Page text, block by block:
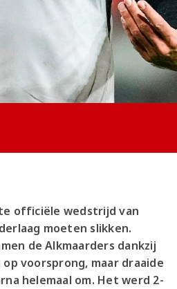
officiële wedstrijd van
moeten slikken.
de Alkmaarders dankzij
op voorsprong, maar draaide
helemaal om. Het werd 2-